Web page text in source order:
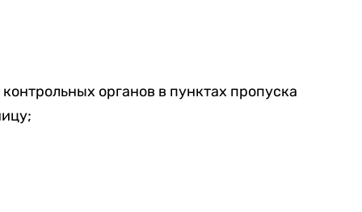
органов в пунктах пропуска